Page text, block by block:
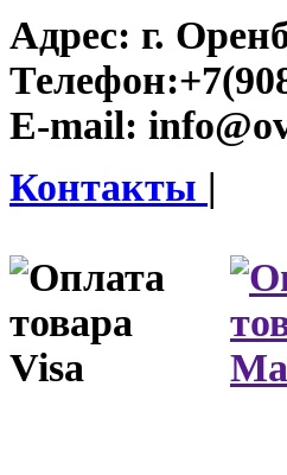
Адрес: г.
Телефон:
E-mail:
Контакты |